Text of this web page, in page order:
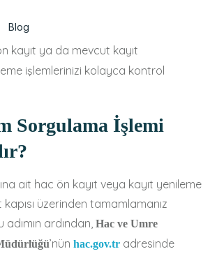
Blog
kayıt ya da mevcut kayıt
işlemlerinizi kolayca kontrol
Sorgulama İşlemi
ait hac ön kayıt veya kayıt yenileme
üzerinden tamamlamanız
ardından, Hac ve Umre
’nün hac.gov.tr adresinde